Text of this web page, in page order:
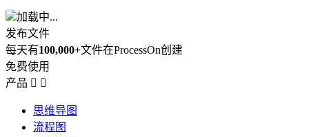
加载中...
发布文件
每天有100,000+文件在ProcessOn创建
免费使用
产品  
思维导图
流程图